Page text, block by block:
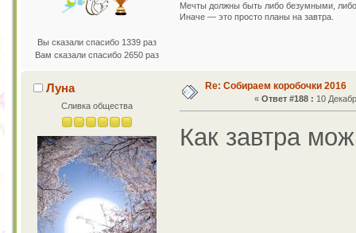
Вы сказали спасибо 1339 раз
Вам сказали спасибо 2650 раз
Мечты должны быть либо безумными,
Иначе — это просто планы на завтра.
Луна
Сливка общества
Re: Собираем коробочки 2016
« Ответ #188 : 10
Как завтра